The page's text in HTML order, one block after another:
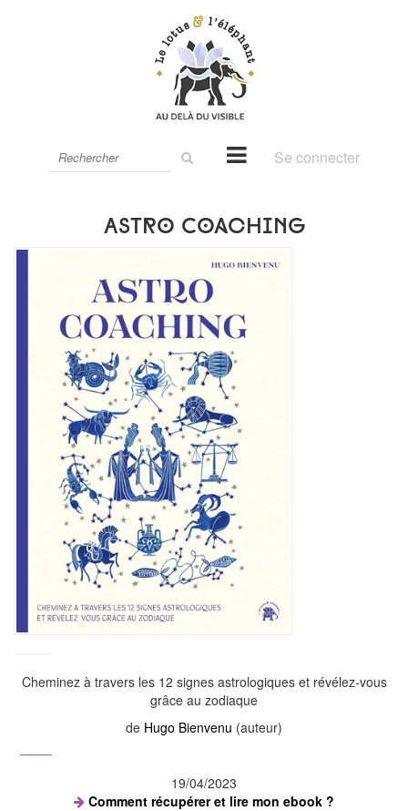
le
Se connecter
Astro Coaching
Cheminez à travers les 12 signes astrologiques et révélez-vous
grâce au zodiaque
de Hugo Bienvenu (auteur)
19/04/2023
Comment récupérer et lire mon ebook ?